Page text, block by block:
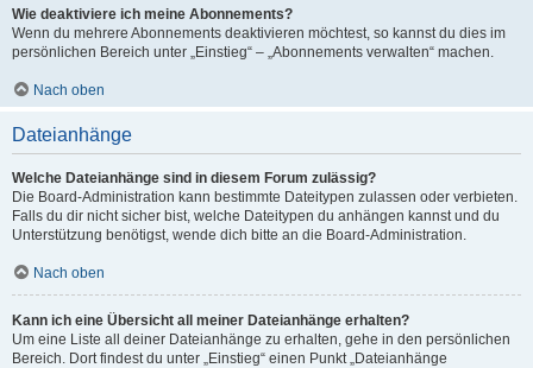
Wie deaktiviere ich meine Abonnements?
Wenn du mehrere Abonnements deaktivieren möchtest, so kannst du dies im
persönlichen Bereich unter „Einstieg“ – „Abonnements verwalten“ machen.
Nach oben
Dateianhänge
Welche Dateianhänge sind in diesem Forum zulässig?
Die Board-Administration kann bestimmte Dateitypen zulassen oder verbieten.
Falls du dir nicht sicher bist, welche Dateitypen du anhängen kannst und du
Unterstützung benötigst, wende dich bitte an die Board-Administration.
Nach oben
Kann ich eine Übersicht all meiner Dateianhänge erhalten?
Um eine Liste all deiner Dateianhänge zu erhalten, gehe in den persönlichen
Bereich. Dort findest du unter „Einstieg“ einen Punkt „Dateianhänge